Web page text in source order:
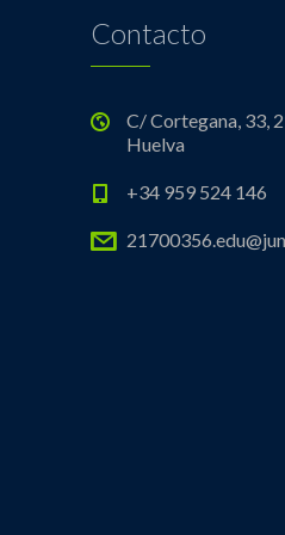
Contacto
C/ Cortegana, 33,
Huelva
+34 959 524 146